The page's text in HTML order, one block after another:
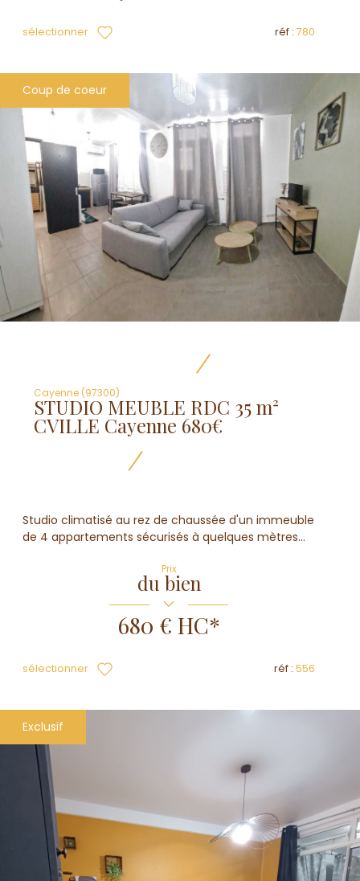
sélectionner réf : 780
Coup de coeur
Cayenne (97300)
STUDIO MEUBLE RDC 35 m²
CVILLE Cayenne 680€
Studio climatisé au rez de chaussée d'un immeuble
de 4 appartements sécurisés à quelques mètres...
Prix
du bien
680 € HC*
sélectionner réf : 556
Exclusif